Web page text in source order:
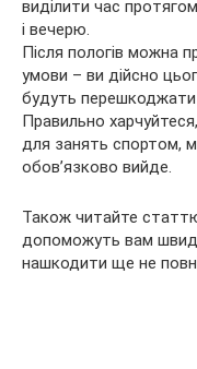
виділити час
і вечерю.
Після пологів можна
умови – ви дійсно
будуть перешкоджати
Правильно
для занять спортом,
обов’язково вийде.
Також читайте
допоможуть вам
нашкодити ще не